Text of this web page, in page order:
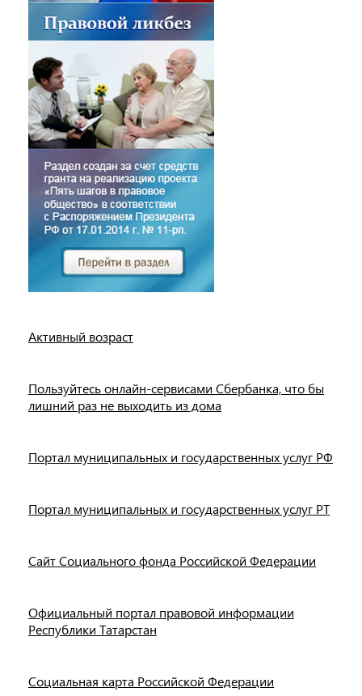
Активный возраст
Пользуйтесь онлайн-сервисами Сбербанка, что бы
лишний раз не выходить из дома
Портал муниципальных и государственных услуг РФ
Портал муниципальных и государственных услуг РТ
Сайт Социального фонда Российской Федерации
Официальный портал правовой информации
Республики Татарстан
Социальная карта Российской Федерации